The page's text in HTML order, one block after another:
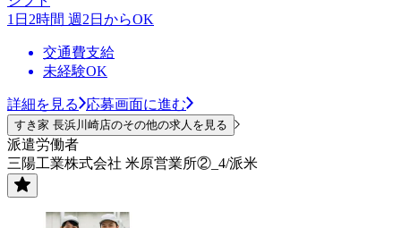
1日2時間 週2日からOK
交通費支給
未経験OK
詳細を見る 応募画面に進む
すき家 長浜川崎店のその他の求人を見る
派遣労働者
三陽工業株式会社 米原営業所②_4/派米